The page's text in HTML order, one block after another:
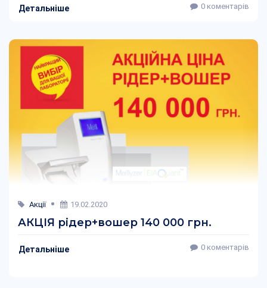
Детальніше 0 коментарів
Акції 19.02.2020
АКЦІЯ рідер+вошер 140 000 грн.
Детальніше 0 коментарів